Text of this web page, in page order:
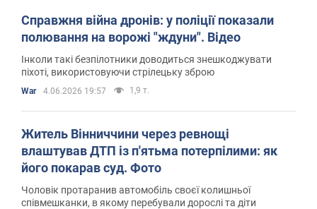
Справжня війна дронів: у поліції показали
полювання на ворожі "ждуни". Відео
Інколи такі безпілотники доводиться знешкоджувати
піхоті, використовуючи стрілецьку зброю
War 4.06.2026 19:57 1,9 т.
Житель Вінниччини через ревнощі
влаштував ДТП із п'ятьма потерпілими: як
його покарав суд. Фото
Чоловік протаранив автомобіль своєї колишньої
співмешканки, в якому перебували дорослі та діти